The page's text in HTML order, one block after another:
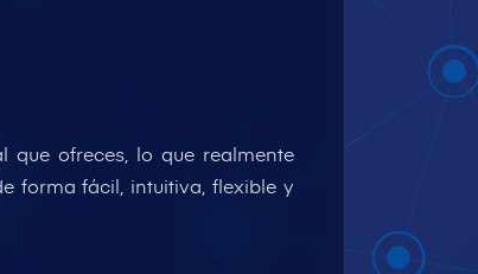
ofreces, lo que realmente
forma fácil, intuitiva, flexible y